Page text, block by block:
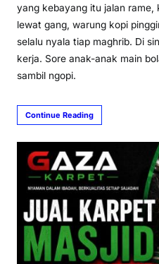
yang kebayang itu jalan
lewat gang, warung kopi
selalu nyala tiap maghrib. Di
kerja. Sore anak-anak main
sambil ngopi.
Continue Reading